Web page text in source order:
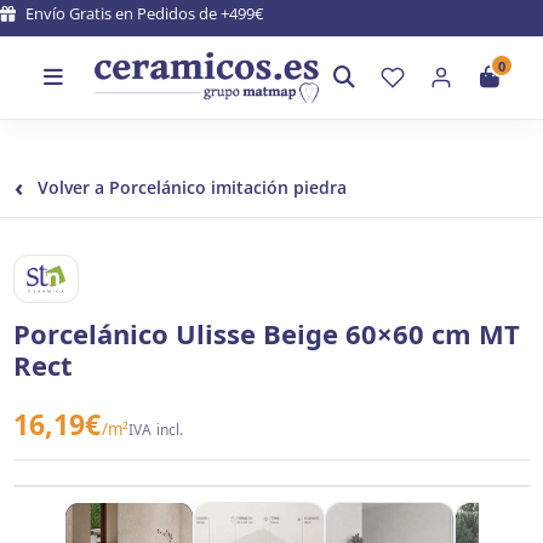
Envío Gratis en Pedidos de +499€
0
‹ Volver a Porcelánico imitación piedra
STN CERAMICA
Porcelánico Ulisse Beige 60×60 cm MT
Rect
16,19€/m²IVA incl.